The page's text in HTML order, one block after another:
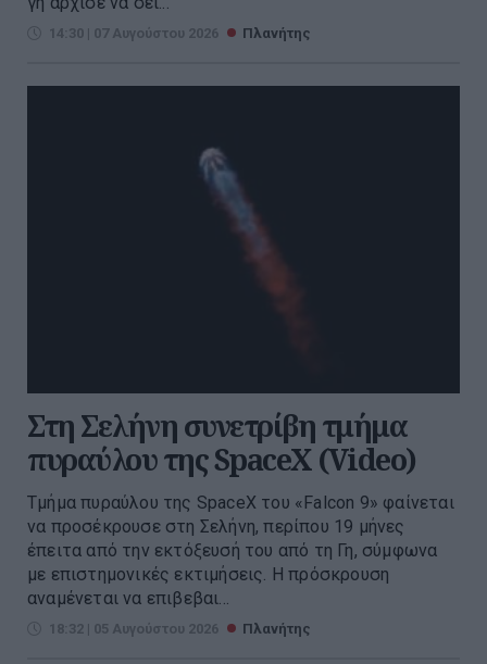
14:30 | 07 Αυγούστου 2026 Πλανήτης
Στη Σελήνη συνετρίβη τμήμα
πυραύλου της SpaceX (Video)
Τμήμα πυραύλου της SpaceX του «Falcon 9» φαίνεται
να προσέκρουσε στη Σελήνη, περίπου 19 μήνες
έπειτα από την εκτόξευσή του από τη Γη, σύμφωνα
με επιστημονικές εκτιμήσεις. Η πρόσκρουση
αναμένεται να επιβεβαι...
18:32 | 05 Αυγούστου 2026 Πλανήτης